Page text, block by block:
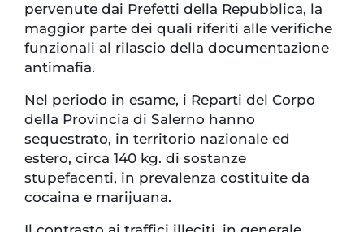
pervenute dai Prefetti della Repubblica, la
maggior parte dei quali riferiti alle verifiche
funzionali al rilascio della documentazione
antimafia.
Nel periodo in esame, i Reparti del Corpo
della Provincia di Salerno hanno
sequestrato, in territorio nazionale ed
estero, circa 140 kg. di sostanze
stupefacenti, in prevalenza costituite da
cocaina e marijuana.